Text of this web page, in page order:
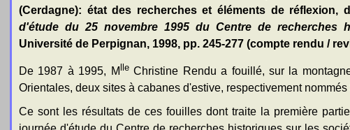
(Cerdagne): état des recherches et éléments de réflexion,
d'étude du 25 novembre 1995 du Centre de recherches
Université de Perpignan, 1998, pp. 245-277 (compte rendu /
De 1987 à 1995, M lleChristine Rendu a fouillé, sur la
Orientales, deux sites à cabanes d'estive, respectivement
Ce sont les résultats de ces fouilles dont traite la première